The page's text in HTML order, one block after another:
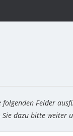
Felder
dazu bitte weiter